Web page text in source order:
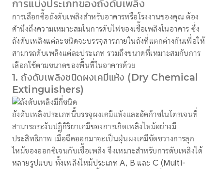
การแบ่งประเภทของถังดับเพลิง
การเลือกซื้อถังดับเพลิงสำหรับอาคารหรือโรงงานของคุณ ต้อง
คำนึงถึงความเหมาะสมในการดับไฟของเชื้อเพลิงในอาคาร ซึ่ง
ถังดับเพลิงแต่ละชนิดจะบรรจุสารภายในถังที่แตกต่างกันเพื่อให้
สามารถดับเพลิงแต่ละประเภท รวมถึงขนาดที่เหมาะสมกับการ
เลือกใช้ตามขนาดของพื้นที่ในอาคารด้วย
1. ถังดับเพลิงชนิดผงเคมีแห้ง (Dry Chemical
Extinguishers)
ถังดับเพลิงประเภทนี้บรรจุผงเคมีแห้งและอัดก๊าซไนโตรเจนที่
สามารถระงับปฏิกิริยาเคมีของการเกิดเพลิงไหม้อย่างมี
ประสิทธิภาพ เมื่อฉีดออกมาจะเป็นฝุ่นผงเคมีขัดขวางการลุก
ไหม้ของออกซิเจนกับเชื้อเพลิง จึงเหมาะสำหรับการดับเพลิงได้
หลายรูปแบบ ทั้งเพลิงไหม้ประเภท A, B และ C (Multi-